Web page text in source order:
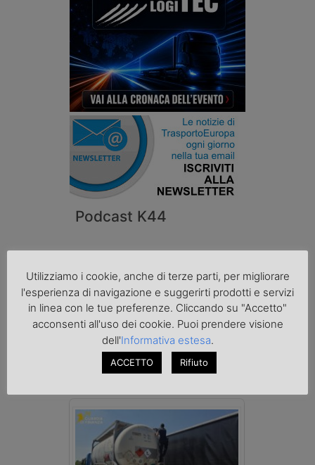
Podcast K44
Utilizziamo i cookie, anche di terze parti, per migliorare
l'esperienza di navigazione e suggerirti prodotti e servizi
in linea con le tue preferenze. Cliccando su "Accetto"
acconsenti all'uso dei cookie. Puoi prendere visione
dell'Informativa estesa.
ACCETTO Rifiuto